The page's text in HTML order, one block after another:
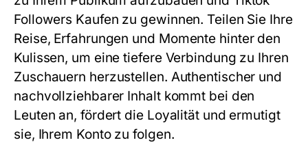
Followers Kaufen zu gewinnen. Teilen Sie Ihre
Reise, Erfahrungen und Momente hinter den
Kulissen, um eine tiefere Verbindung zu Ihren
Zuschauern herzustellen. Authentischer und
nachvollziehbarer Inhalt kommt bei den
Leuten an, fördert die Loyalität und ermutigt
sie, Ihrem Konto zu folgen.